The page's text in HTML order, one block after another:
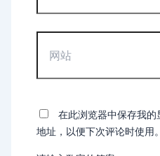
箱
*
在此浏览器中保存我
地址，以便下次评论时使用。